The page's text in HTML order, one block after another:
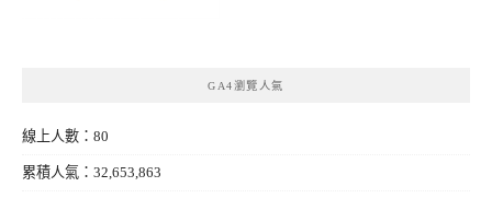
GA4瀏覽人氣
線上人數：80
累積人氣：32,653,863